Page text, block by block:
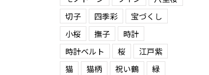
切子
四季彩
宝づくし
小桜
撫子
時計
時計ベルト
桜
江戸紫
猫
猫柄 祝い鶴
緑